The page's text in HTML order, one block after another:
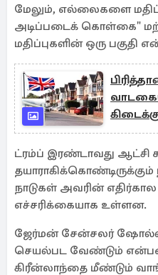
மேலும், எல்லைகளை
அடிப்படைக் கொள்கை"
மதிப்புகளின் ஒரு
ட்ரம்ப் இரண்டாவது ஆட்சி
நாடுகள் அவரின்
எச்சரிக்கையாக உள்ளன.
ஜேர்மன் சேன்சலர்
செயல்பட வேண்டும்
கிரீன்லாந்தை மீண்டும்